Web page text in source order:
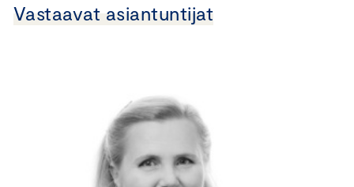
Vastaavat asiantuntijat